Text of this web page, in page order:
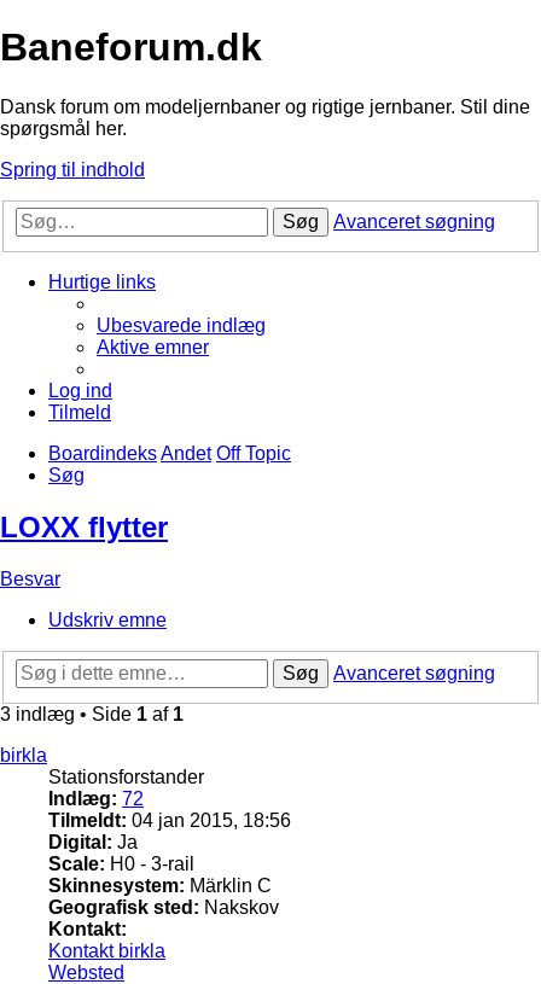
Baneforum.dk
Dansk forum om modeljernbaner og rigtige jernbaner. Stil dine
spørgsmål her.
Spring til indhold
Søg Avanceret søgning
Hurtige links
Ubesvarede indlæg
Aktive emner
Log ind
Tilmeld
BoardindeksAndet Off Topic
Søg
LOXX flytter
Besvar
Udskriv emne
Søg
Avanceret søgning
3 indlæg • Side 1 af 1
birkla
Stationsforstander
Indlæg: 72
Tilmeldt: 04 jan 2015, 18:56
Digital: Ja
Scale: H0 - 3-rail
Skinnesystem: Märklin C
Geografisk sted: Nakskov
Kontakt:
Kontakt birkla
Websted